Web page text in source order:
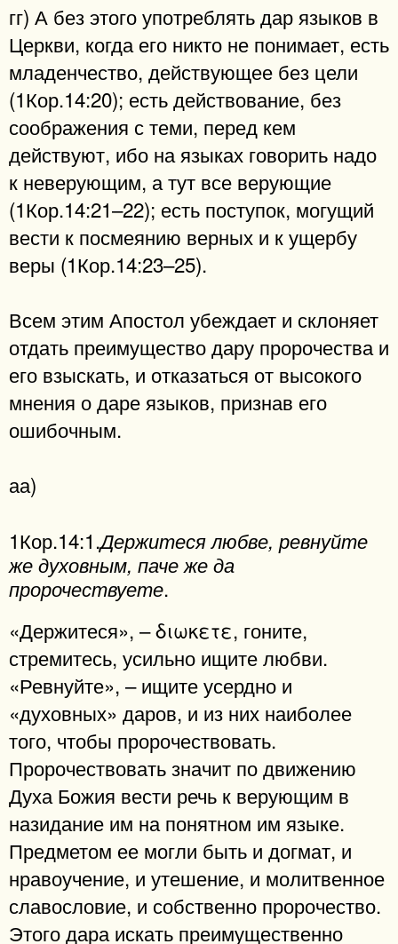
гг) А без этого употреблять дар языков в
Церкви, когда его никто не понимает, есть
младенчество, действующее без цели
(1Кор.14:20); есть действование, без
соображения с теми, перед кем
действуют, ибо на языках говорить надо
к неверующим, а тут все верующие
(1Кор.14:21–22); есть поступок, могущий
вести к посмеянию верных и к ущербу
веры (1Кор.14:23–25).
Всем этим Апостол убеждает и склоняет
отдать преимущество дару пророчества и
его взыскать, и отказаться от высокого
мнения о даре языков, признав его
ошибочным.
аа)
1Кор.14:1.Держитеся любве, ревнуйте
же духовным, паче же да
пророчествуете.
«Держитеся», – διωκετε, гоните,
стремитесь, усильно ищите любви.
«Ревнуйте», – ищите усердно и
«духовных» даров, и из них наиболее
того, чтобы пророчествовать.
Пророчествовать значит по движению
Духа Божия вести речь к верующим в
назидание им на понятном им языке.
Предметом ее могли быть и догмат, и
нравоучение, и утешение, и молитвенное
славословие, и собственно пророчество.
Этого дара искать преимущественно